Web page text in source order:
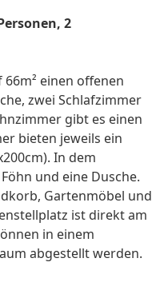
2
einen offenen
zwei Schlafzimmer
gibt es einen
bieten jeweils ein
In dem
und eine Dusche.
Gartenmöbel und
ist direkt am
in einem
abgestellt werden.